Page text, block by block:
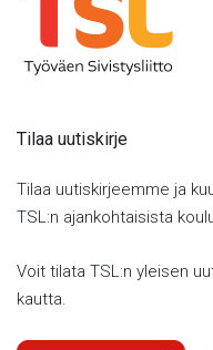
Tilaa uutiskirje
Tilaa uutiskirjeemme ja
TSL:n ajankohtaisista
Voit tilata TSL:n yleisen
kautta.